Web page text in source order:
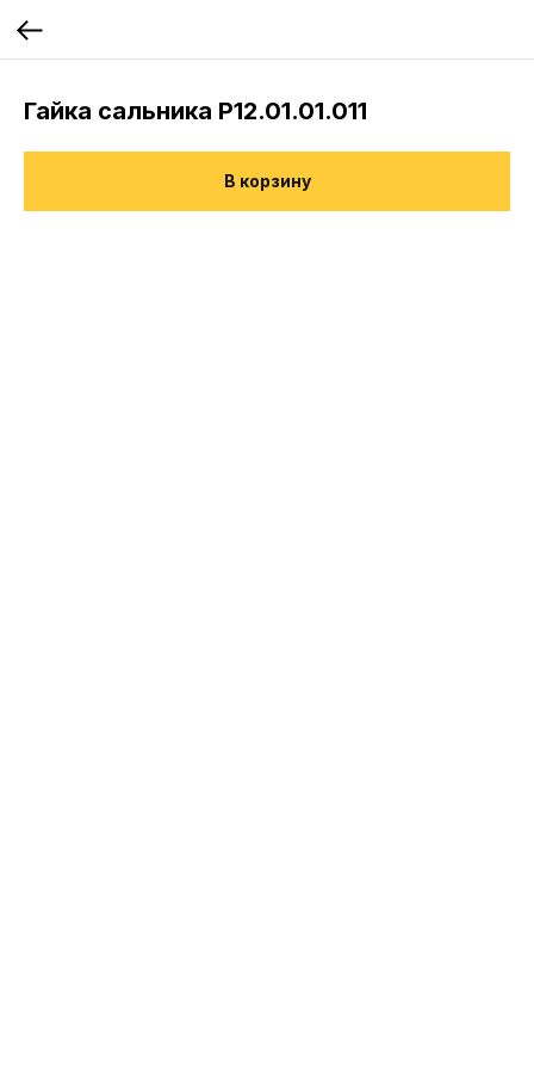
Гайка сальника Р12.01.01.011
В корзину